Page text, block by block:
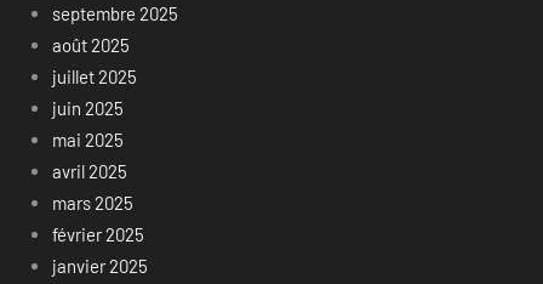
septembre 2025
août 2025
juillet 2025
juin 2025
mai 2025
avril 2025
mars 2025
février 2025
janvier 2025